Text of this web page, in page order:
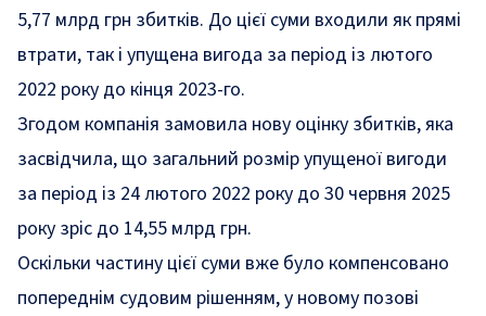
5,77 млрд грн збитків. До цієї суми входили як прямі
втрати, так і упущена вигода за період із лютого
2022 року до кінця 2023-го.
Згодом компанія замовила нову оцінку збитків, яка
засвідчила, що загальний розмір упущеної вигоди
за період із 24 лютого 2022 року до 30 червня 2025
року зріс до 14,55 млрд грн.
Оскільки частину цієї суми вже було компенсовано
попереднім судовим рішенням, у новому позові